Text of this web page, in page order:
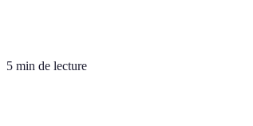
5 min de lecture